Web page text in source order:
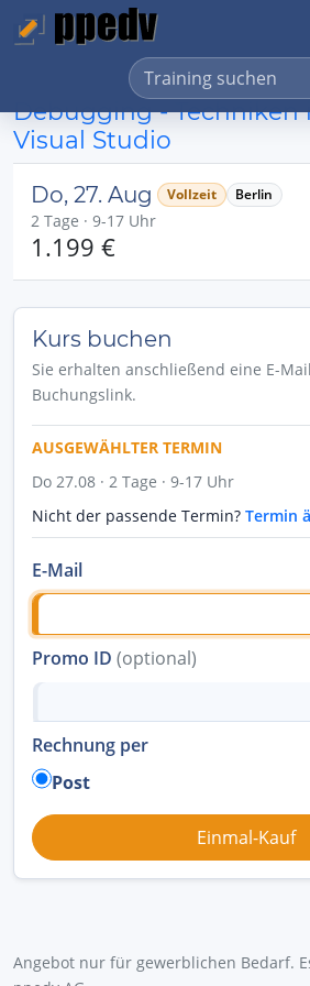
Debugging - Techniken
Visual Studio
Do, 27. Aug Vollzeit Berlin
2 Tage · 9-17 Uhr
1.199 €
Kurs buchen
Sie erhalten anschließend eine E-
Buchungslink.
AUSGEWÄHLTER TERMIN
Do 27.08 · 2 Tage · 9-17 Uhr
Nicht der passende Termin? Termin
E-Mail
Promo ID (optional)
Rechnung per
Post
Angebot nur für gewerblichen Bedarf.